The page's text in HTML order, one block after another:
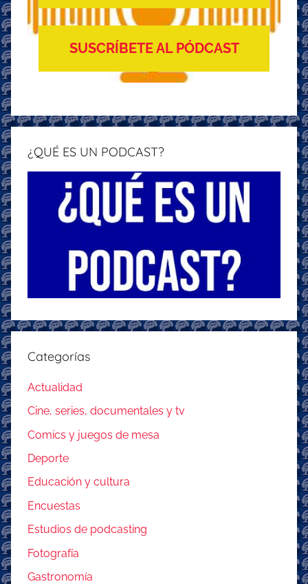
SUSCRÍBETE AL PÓDCAST
¿QUÉ ES UN PODCAST?
Categorías
Actualidad
Cine, series, documentales y tv
Comics y juegos de mesa
Deporte
Educación y cultura
Encuestas
Estudios de podcasting
Fotografía
Gastronomía